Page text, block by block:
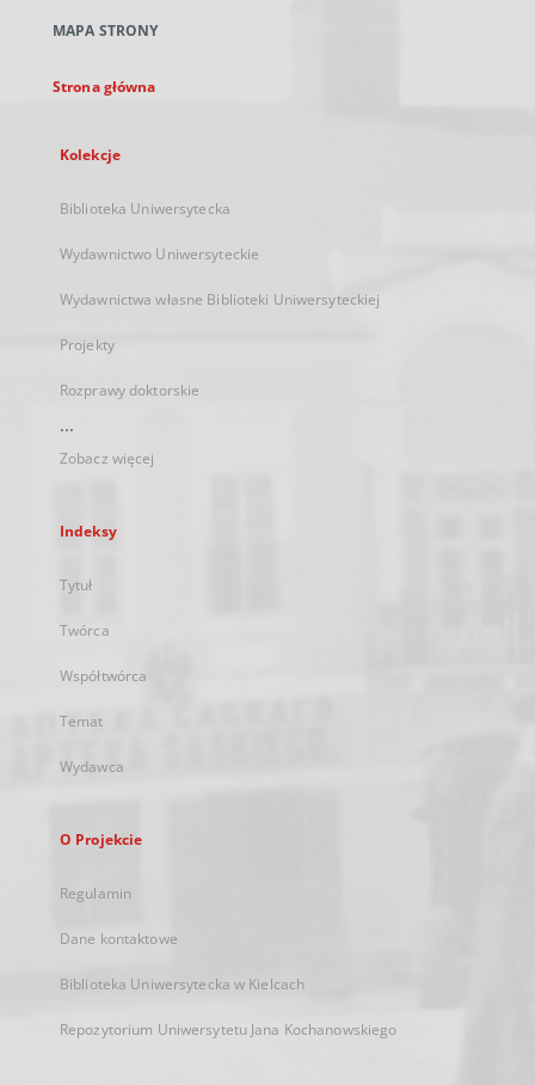
karcie
MAPA STRONY
Strona główna
Kolekcje
Biblioteka Uniwersytecka
Wydawnictwo Uniwersyteckie
Wydawnictwa własne Biblioteki Uniwersyteckiej
Projekty
Rozprawy doktorskie
...
Zobacz więcej
Indeksy
Tytuł
Twórca
Współtwórca
Temat
Wydawca
O Projekcie
Regulamin
Dane kontaktowe
Biblioteka Uniwersytecka w Kielcach
Repozytorium Uniwersytetu Jana Kochanowskiego